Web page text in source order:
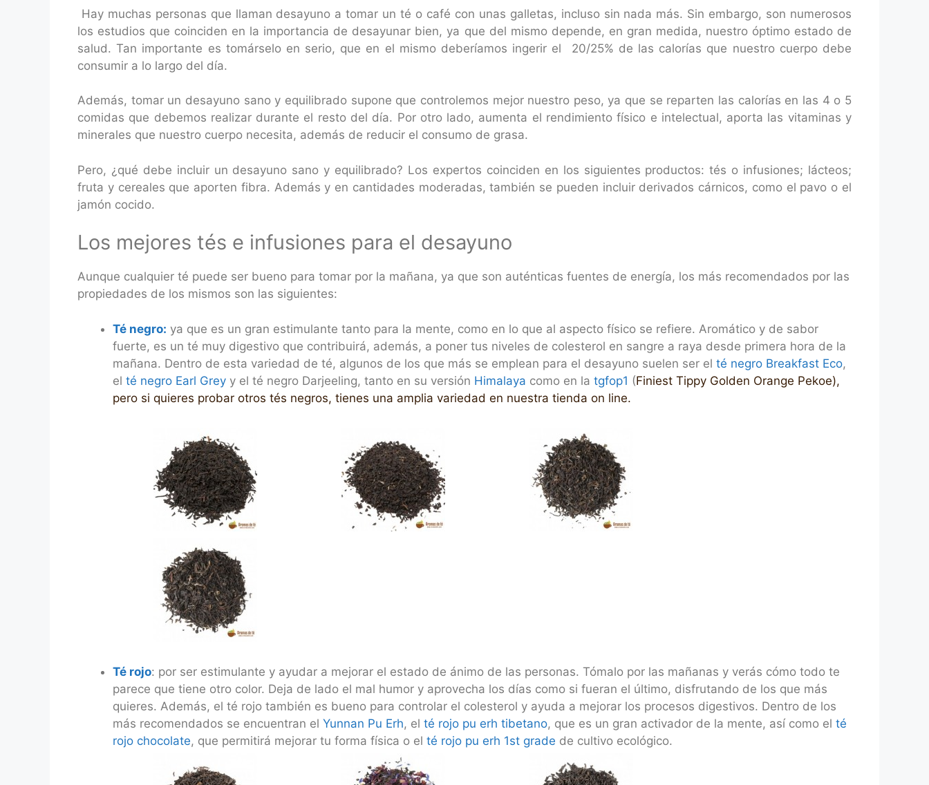
Hay muchas personas que llaman desayuno a tomar un té o café con unas galletas, incluso sin nada más. Sin embargo, son numerosos
los estudios que coinciden en la importancia de desayunar bien, ya que del mismo depende, en gran medida, nuestro óptimo estado de
salud. Tan importante es tomárselo en serio, que en el mismo deberíamos ingerir el 20/25% de las calorías que nuestro cuerpo debe
consumir a lo largo del día.
Además, tomar un desayuno sano y equilibrado supone que controlemos mejor nuestro peso, ya que se reparten las calorías en las 4 o 5
comidas que debemos realizar durante el resto del día. Por otro lado, aumenta el rendimiento físico e intelectual, aporta las vitaminas y
minerales que nuestro cuerpo necesita, además de reducir el consumo de grasa.
Pero, ¿qué debe incluir un desayuno sano y equilibrado? Los expertos coinciden en los siguientes productos: tés o infusiones; lácteos;
fruta y cereales que aporten fibra. Además y en cantidades moderadas, también se pueden incluir derivados cárnicos, como el pavo o el
jamón cocido.
Los mejores tés e infusiones para el desayuno
Aunque cualquier té puede ser bueno para tomar por la mañana, ya que son auténticas fuentes de energía, los más recomendados por las
propiedades de los mismos son las siguientes:
Té negro: ya que es un gran estimulante tanto para la mente, como en lo que al aspecto físico se refiere. Aromático y de sabor
fuerte, es un té muy digestivo que contribuirá, además, a poner tus niveles de colesterol en sangre a raya desde primera hora de la
mañana. Dentro de esta variedad de té, algunos de los que más se emplean para el desayuno suelen ser el té negro Breakfast Eco,
el té negro Earl Grey y el té negro Darjeeling, tanto en su versión Himalaya como en la tgfop1 (Finiest Tippy Golden Orange Pekoe),
pero si quieres probar otros tés negros, tienes una amplia variedad en nuestra tienda on line.
Té rojo: por ser estimulante y ayudar a mejorar el estado de ánimo de las personas. Tómalo por las mañanas y verás cómo todo te
parece que tiene otro color. Deja de lado el mal humor y aprovecha los días como si fueran el último, disfrutando de los que más
quieres. Además, el té rojo también es bueno para controlar el colesterol y ayuda a mejorar los procesos digestivos. Dentro de los
más recomendados se encuentran el Yunnan Pu Erh, el té rojo pu erh tibetano, que es un gran activador de la mente, así como el té
rojo chocolate, que permitirá mejorar tu forma física o el té rojo pu erh 1st grade de cultivo ecológico.